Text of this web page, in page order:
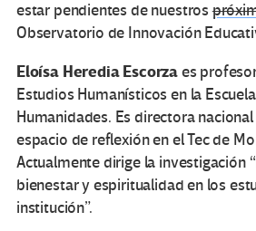
estar pendientes de nuestros
Observatorio de Innovación
Eloísa Heredia Escorzaes
Estudios Humanísticos en la
Humanidades. Es directora
espacio de reflexión en el Tec de
Actualmente dirige la investigación
bienestar y espiritualidad en los
institución”.